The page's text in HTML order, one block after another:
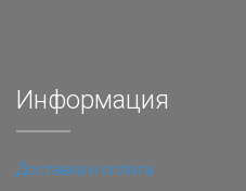
Информация
Доставка и оплата